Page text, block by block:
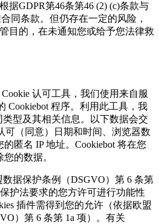
据GDPR第46条第46 (2) (c)条款与
同条款。但仍存在一定的风险，
目的，在未通知您或给予您法律救
认可工具，我们使用来自服
Cookiebot 程序。利用此工具，我
类型及其相关信息。以下数据会交
可（同意）日期和时间、浏览器数
匿名 IP 地址。Cookiebot 将在您
的数据。
数据保护条例（DSGVO）第 6 条第
护法要求的您方许可进行功能性
插件需得到您的允许（依据欧盟
）第 6 条第 1a 项）。有关